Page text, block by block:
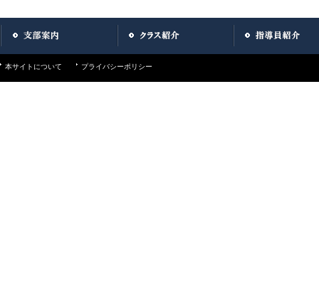
本サイトについて プライバシーポリシー